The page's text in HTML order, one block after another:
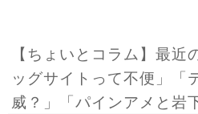
【ちょいとコラム】最
ッグサイトって不便」「
威？」「パインアメと岩